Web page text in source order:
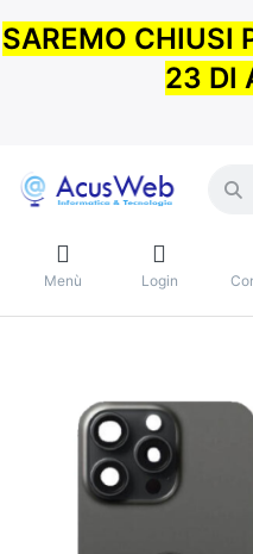
SAREMO CHIUSI
23 DI
Menù Login